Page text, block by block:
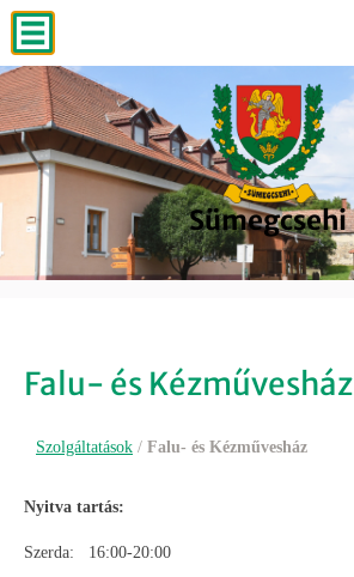
Sümegcsehi
Sümegcsehi
Sümegcsehi
Sümegcsehi
Sümegcsehi
Falu- és Kézművesház
Szolgáltatások / Falu- és Kézművesház
Nyitva tartás:
Szerda: 16:00-20:00